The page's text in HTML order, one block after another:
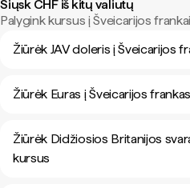
Siųsk CHF iš kitų valiutų
Palygink kursus į Šveicarijos
Žiūrėk JAV doleris į Šveicarijos
Žiūrėk Euras į Šveicarijos
Žiūrėk Didžiosios Britanijos
kursus